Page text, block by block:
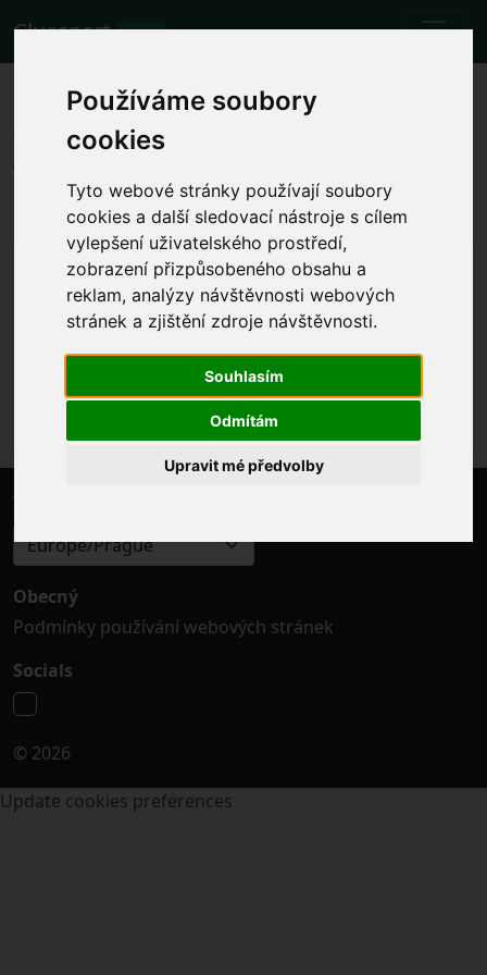
Používáme soubory
cookies
Tyto webové stránky používají soubory
cookies a další sledovací nástroje s cílem
vylepšení uživatelského prostředí,
zobrazení přizpůsobeného obsahu a
reklam, analýzy návštěvnosti webových
stránek a zjištění zdroje návštěvnosti.
Souhlasím
Odmítám
Upravit mé předvolby
Cluesport BETA
Nejlepší letenky a vstupenky na
fotbalový zápas Crystal Palace
vs. Tottenham.
Zápasy 27.10.2023 Crystal Palace - Tottenham
Zobrazit místní čas zápasu
pá 27.10.2023 21:00
Selhurst Park, Londýn (Anglie)
Premier League
Akce již proběhla. Nicméně můžete zkusit jinou
událost.
Výběr časového pásma
Europe/Prague
Obecný
Podmínky používání webových stránek
Socials
© 2026
Update cookies preferences